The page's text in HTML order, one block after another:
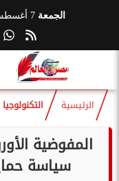
الجمعة 7 أغسطس 2026
الرئيسية التكنولوجيا
المفوضية
سياسة